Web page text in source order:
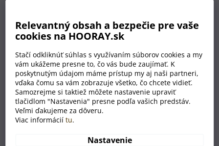
Relevantný obsah a bezpečie pre vaše
cookies na HOORAY.sk
Stačí odkliknúť súhlas s využívaním súborov cookies a my
vám ukážeme presne to, čo vás bude zaujímať. K
poskytnutým údajom máme prístup my aj naši partneri,
vďaka čomu sa vám zobrazuje všetko, čo chcete vidieť.
Samozrejme si taktiež môžete nastavenie upraviť
tlačidlom "Nastavenia" presne podľa vašich predstáv.
Veľmi ďakujeme za dôveru.
Viac informáciítu.
Nastavenie
Srdce je veľké ako obraz.
dostatok priestoru na
podpisya zároveň sa
bude nádherne vynímať v
byte či dome
novomanželov.